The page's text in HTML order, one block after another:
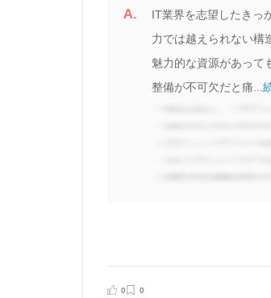
A.
IT業界を志望したきっ
力では越えられない構
魅力的な資源があって
整備が不可欠だと痛...
0 0